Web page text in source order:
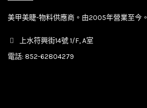
美甲美睫-物料供應商。由2005年營業至今。
上水符興街14號 1/F, A室
電話: 852-62804279